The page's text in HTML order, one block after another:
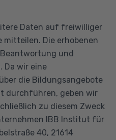
Daten auf freiwilliger
mitteilen. Die erhobenen
und
Da wir eine
die Bildungsangebote
durchführen, geben wir
zu diesem Zweck
IBB Institut für
40, 21614